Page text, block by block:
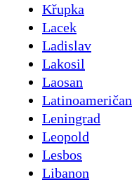
Křupka
Lacek
Ladislav
Lakosil
Laosan
Latinoameričan
Leningrad
Leopold
Lesbos
Libanon